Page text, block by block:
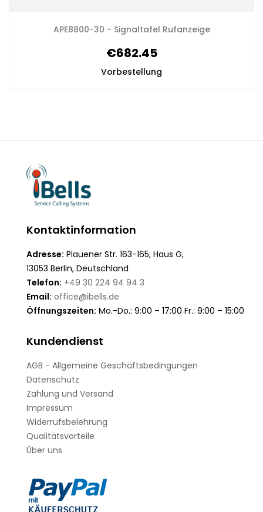
APE8800-30 - Signaltafel Rufanzeige
€682.45
Vorbestellung
Kontaktinformation
Adresse: Plauener Str. 163-165, Haus G,
13053 Berlin, Deutschland
Telefon: +49 30 224 94 94 3
Email: office@ibells.de
Öffnungszeiten: Mo.-Do.: 9:00 – 17:00 Fr.: 9:00 – 15:00
Kundendienst
AGB - Allgemeine Geschäftsbedingungen
Datenschutz
Zahlung und Versand
Impressum
Widerrufsbelehrung
Qualitätsvorteile
Über uns